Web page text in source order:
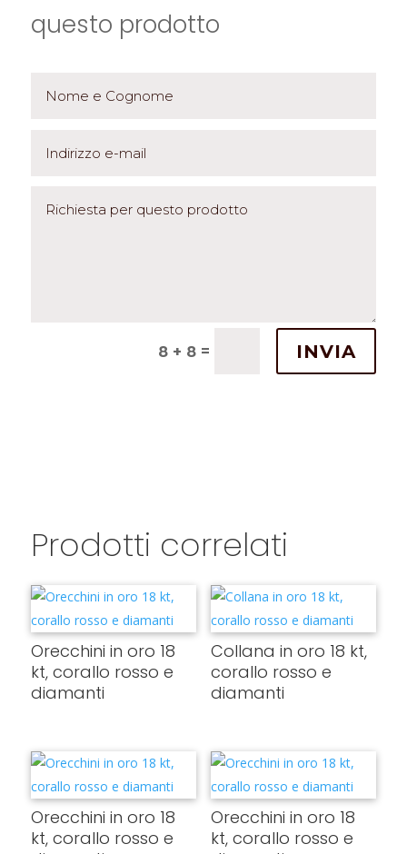
questo prodotto
8 + 8 = INVIA
Prodotti correlati
Orecchini in oro 18
kt, corallo rosso e
diamanti
Collana in oro 18 kt,
corallo rosso e
diamanti
Orecchini in oro 18
kt, corallo rosso e
Orecchini in oro 18
kt, corallo rosso e